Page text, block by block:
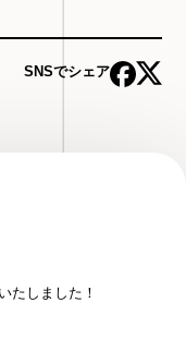
SNSでシェア
たしました！